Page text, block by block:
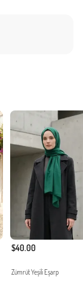
$40.00
Zümrüt Yeşili Eşarp